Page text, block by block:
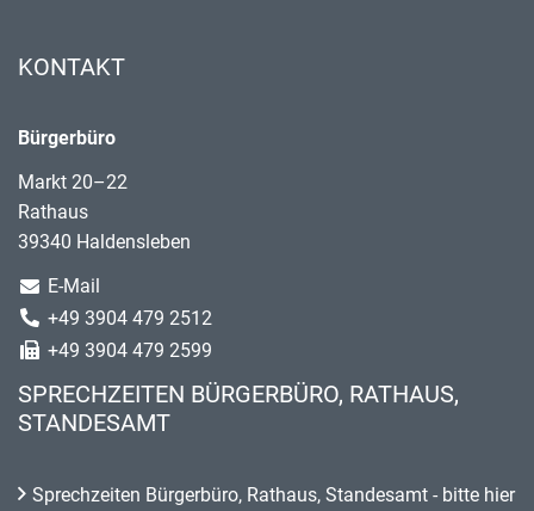
KONTAKT
Bürgerbüro
Markt 20–22
Rathaus
39340 Haldensleben
E-Mail
+49 3904 479 2512
+49 3904 479 2599
SPRECHZEITEN BÜRGERBÜRO, RATHAUS,
STANDESAMT
Sprechzeiten Bürgerbüro, Rathaus, Standesamt - bitte hier